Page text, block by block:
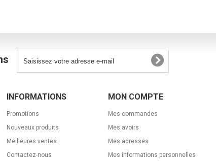
INFORMATIONS
Promotions
Nouveaux produits
Meilleures ventes
Contactez-nous
MON COMPTE
Mes commandes
Mes avoirs
Mes adresses
Mes informations personnelles